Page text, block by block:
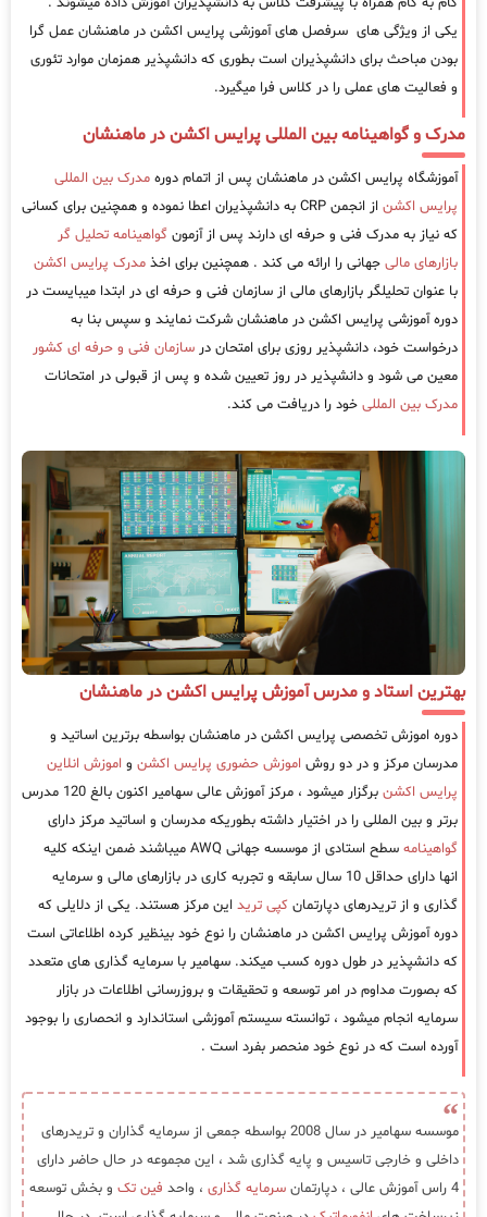
یکی از ویژگی های سرفصل های آموزشی پرایس اکشن در ماهنشان عمل گرا
بودن مباحث برای دانشپذیران است بطوری که دانشپذیر همزمان موارد تئوری
و فعالیت های عملی را در کلاس فرا میگیرد.
مدرک و گواهینامه بین المللی پرایس اکشن در ماهنشان
آموزشگاه پرایس اکشن در ماهنشان پس از اتمام دوره مدرک بین المللی
پرایس اکشن
از انجمن CRP به دانشپذیران اعطا نموده و همچنین برای کسانی
که نیاز به مدرک فنی و حرفه ای دارند پس از آزمون گواهینامه تحلیل گر
بازارهای مالی جهانی را ارائه می کند . همچنین برای اخذ مدرک پرایس اکشن
با عنوان تحلیلگر بازارهای مالی از سازمان فنی و حرفه ای در ابتدا میبایست در
دوره آموزشی پرایس اکشن در ماهنشان شرکت نمایند و سپس بنا به
درخواست خود، دانشپذیر روزی برای امتحان در سازمان فنی و حرفه ای کشور
معین می شود و دانشپذیر در روز تعیین شده و پس از قبولی در امتحانات
مدرک بین المللی خود را دریافت می کند.
بهترین استاد و مدرس آموزش پرایس اکشن در ماهنشان
دوره اموزش تخصصی پرایس اکشن در ماهنشان بواسطه برترین اساتید و
مدرسان مرکز و در دو روش اموزش حضوری پرایس اکشن و اموزش انلاین
پرایس اکشن
برگزار میشود ، مرکز آموزش عالی سهامیر اکنون بالغ 120 مدرس
برتر و بین المللی را در اختیار داشته بطوریکه مدرسان و اساتید مرکز دارای
گواهینامه
سطح استادی از موسسه جهانی AWQ میباشند ضمن اینکه کلیه
انها دارای حداقل 10 سال سابقه و تجربه کاری در بازارهای مالی و سرمایه
گذاری و از تریدرهای دپارتمان کپی ترید این مرکز هستند. یکی از دلایلی که
دوره آموزش پرایس اکشن در ماهنشان را نوع خود بینظیر کرده اطلاعاتی است
که دانشپذیر در طول دوره کسب میکند. سهامیر با سرمایه گذاری های متعدد
که بصورت مداوم در امر توسعه و تحقیقات و بروزرسانی اطلاعات در بازار
سرمایه انجام میشود ، توانسته سیستم آموزشی استاندارد و انحصاری را بوجود
آورده است که در نوع خود منحصر بفرد است .
موسسه سهامیر در سال 2008 بواسطه جمعی از سرمایه گذاران و تریدرهای
داخلی و خارجی تاسیس و پایه گذاری شد ، این مجموعه در حال حاضر دارای
4 راس آموزش عالی ، دپارتمان
سرمایه گذاری ، واحد فین تک و بخش توسعه